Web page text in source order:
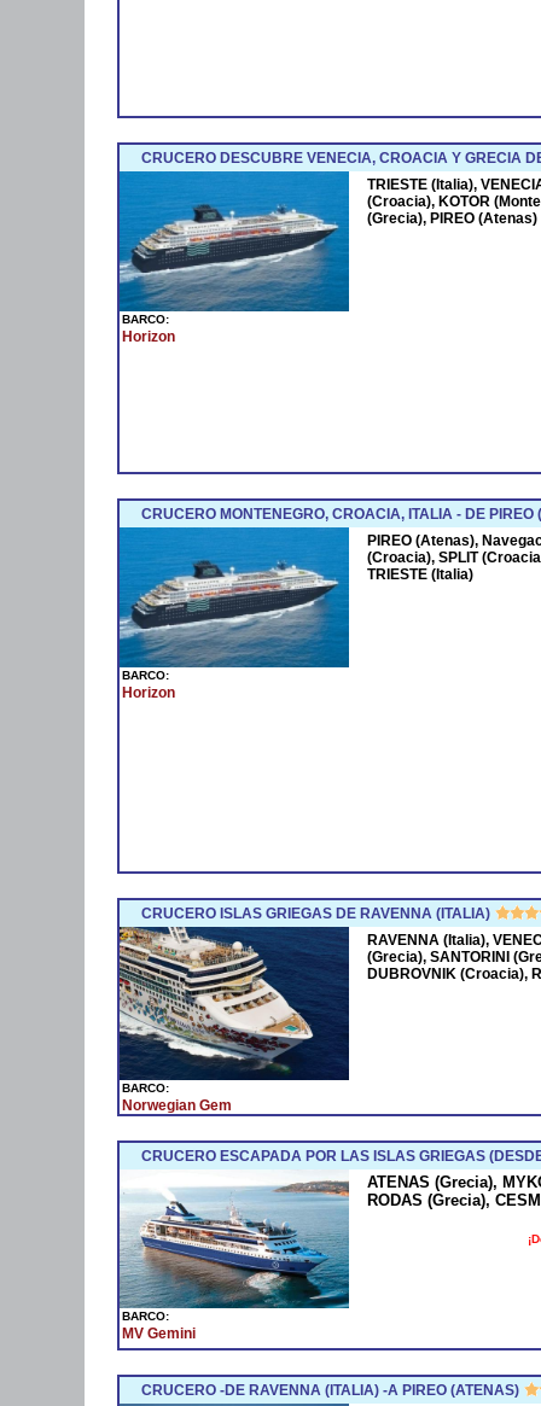
CRUCERO DESCUBRE VENECIA, CROACIA Y GRECIA
BARCO:
Horizon
TRIESTE (Italia),
(Croacia), KOTOR
(Grecia), PIREO (Atenas)
CRUCERO MONTENEGRO, CROACIA, ITALIA - DE
BARCO:
Horizon
PIREO (Atenas),
(Croacia), SPLIT
TRIESTE (Italia)
CRUCERO ISLAS GRIEGAS DE RAVENNA (ITALIA)
BARCO:
Norwegian Gem
RAVENNA (Italia),
(Grecia), SANTORINI
DUBROVNIK (Croacia),
CRUCERO ESCAPADA POR LAS ISLAS GRIEGAS
BARCO:
MV Gemini
ATENAS (Grecia),
RODAS (Grecia),
CRUCERO -DE RAVENNA (ITALIA) -A PIREO (ATENAS)